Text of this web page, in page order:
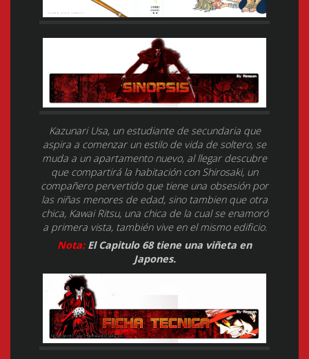
Kazunari Usa, un estudiante de secundaria que
aspira a comenzar un estilo de vida de soltero, se
muda a un apartamento nuevo, al llegar descubre
que compartirá la habitación con Shirosaki, un
compañero pervertido que tiene una obsesión por
las niñas menores de edad, sino tambien que otra
chica, Kawai Ritsu, una chica de la cual se enamoró
a primera vista, también vive en el mismo edificio.
Nota:El Capitulo 68 tiene una viñeta en
Japones.